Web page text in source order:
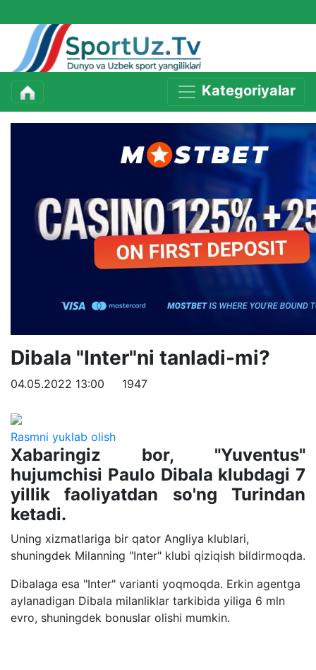
Kategoriyalar
Dibala "Inter"ni tanladi-mi?
04.05.2022 13:00 1947
Rasmni yuklab olish
Xabaringiz bor, "Yuventus"
hujumchisi Paulo Dibala klubdagi 7
yillik faoliyatdan so'ng Turindan
ketadi.
Uning xizmatlariga bir qator Angliya klublari,
shuningdek Milanning "Inter" klubi qiziqish bildirmoqda.
Dibalaga esa "Inter" varianti yoqmoqda. Erkin agentga
aylanadigan Dibala milanliklar tarkibida yiliga 6 mln
evro, shuningdek bonuslar olishi mumkin.